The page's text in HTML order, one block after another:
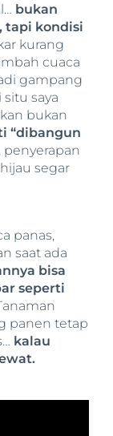
bukan
tapi kondisi
kurang
cuaca
gampang
saya
bukan
“dibangun
penyerapan
segar
panas,
saat ada
bisa
seperti
panen tetap
kalau